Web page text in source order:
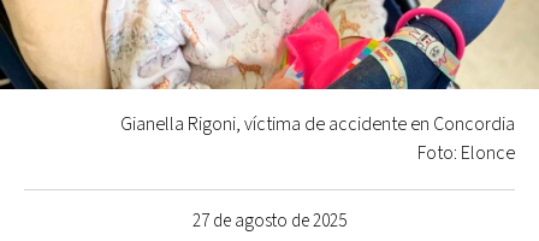
27 de agosto de 2025
Gianella Rigoni, víctima de accidente en Concordia
Foto: Elonce